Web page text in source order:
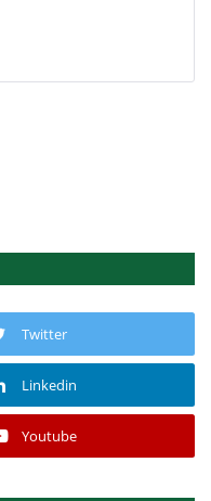
Twitter
Linkedin
Youtube